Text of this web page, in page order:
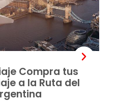
Compra tus
a la Ruta del